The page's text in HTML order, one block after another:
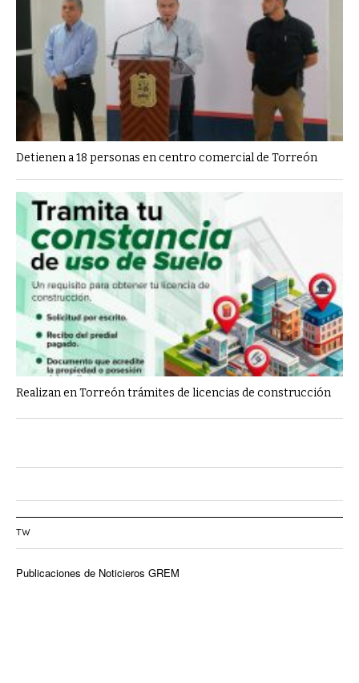
Detienen a 18 personas en centro comercial de Torreón
Realizan en Torreón trámites de licencias de construcción
TW
Publicaciones de Noticieros GREM